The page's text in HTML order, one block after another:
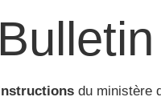
Instructions du ministère